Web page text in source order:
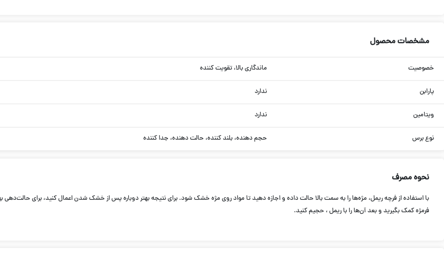
مشخصات محصول
خصوصیت ماندگاری بالا، تقویت کننده
پارابن ندارد
ویتامین ندارد
نوع برس حجم دهنده، بلند کننده، حالت دهنده، جدا کننده
نحوه مصرف
با استفاده از فرچه ریمل، مژه‌ها را به سمت بالا حالت داده و اجازه دهید تا مواد روی مژه خشک شود. برای نتیجه بهتر دوباره پس از خشک شدن اعمال کنید، برای
فرمژه کمک بگیرید و بعد آن‌ها را با ریمل ، حجیم کنید.